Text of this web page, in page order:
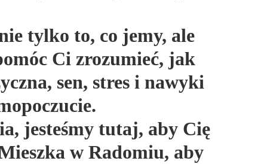
tylko to, co jemy, ale
Ci zrozumieć, jak
sen, stres i nawyki
jesteśmy tutaj, aby Cię
w Radomiu, aby